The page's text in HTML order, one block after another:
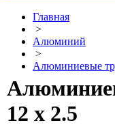
Главная
>
Алюминий
>
Алюминиевые
12 х 2.5